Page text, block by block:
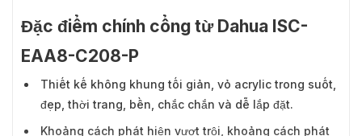
Đặc điểm chính cổng từ Dahua ISC-
EAA8-C208-P
Thiết kế không khung tối giản, vỏ acrylic trong suốt,
đẹp, thời trang, bền, chắc chắn và dễ lắp đặt.
Khoảng cách phát hiện vượt trội, khoảng cách phát